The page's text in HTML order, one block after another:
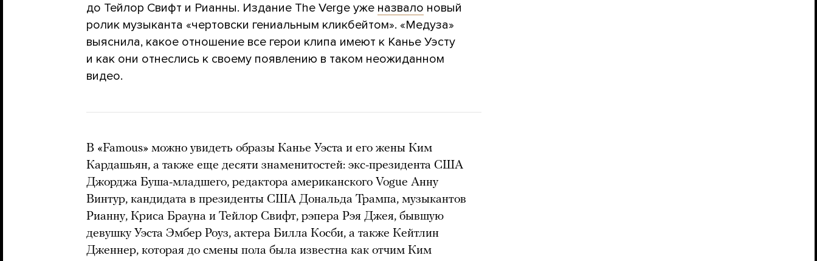
до Тейлор Свифт и Рианны. Издание The Verge уже назвало новый
ролик музыканта «чертовски гениальным кликбейтом». «Медуза»
выяснила, какое отношение все герои клипа имеют к Канье Уэсту
и как они отнеслись к своему появлению в таком неожиданном
видео.
В «Famous» можно увидеть образы Канье Уэста и его жены Ким
Кардашьян, а также еще десяти знаменитостей: экс-президента США
Джорджа Буша-младшего, редактора американского Vogue Анну
Винтур, кандидата в президенты США Дональда Трампа, музыкантов
Рианну, Криса Брауна и Тейлор Свифт, рэпера Рэя Джея, бывшую
девушку Уэста Эмбер Роуз, актера Билла Косби, а также Кейтлин
Дженнер, которая до смены пола была известна как отчим Ким